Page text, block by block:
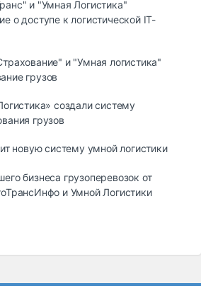
и "Умная Логистика"
о доступе к логистической IT-
и "Умная логистика"
грузов
создали систему
грузов
новую систему умной логистики
бизнеса грузоперевозок от
и Умной Логистики